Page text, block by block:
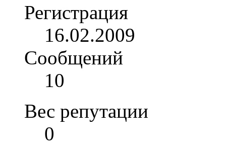
Регистрация
16.02.2009
Сообщений
10
Вес репутации
0